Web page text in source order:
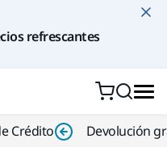
refrescantes
Crédito Devolución